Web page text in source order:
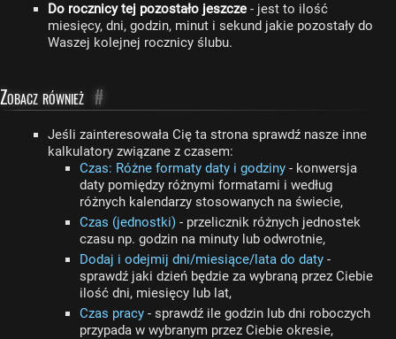
Do rocznicy tej pozostało jeszcze - jest to ilość
miesięcy, dni, godzin, minut i sekund jakie pozostały do
Waszej kolejnej rocznicy ślubu.
Zobacz również #
Jeśli zainteresowała Cię ta strona sprawdź nasze inne
kalkulatory związane z czasem:
Czas: Różne formaty daty i godziny - konwersja
daty pomiędzy różnymi formatami i według
różnych kalendarzy stosowanych na świecie,
Czas (jednostki) - przelicznik różnych jednostek
czasu np. godzin na minuty lub odwrotnie,
Dodaj i odejmij dni/miesiące/lata do daty -
sprawdź jaki dzień będzie za wybraną przez Ciebie
ilość dni, miesięcy lub lat,
Czas pracy - sprawdź ile godzin lub dni roboczych
przypada w wybranym przez Ciebie okresie,